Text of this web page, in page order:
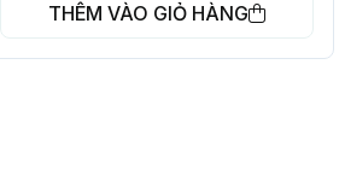
THÊM VÀO GIỎ HÀNG